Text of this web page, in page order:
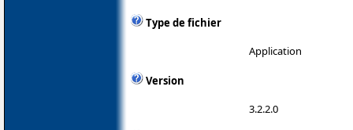
Type de fichier
Application
Version
3.2.2.0